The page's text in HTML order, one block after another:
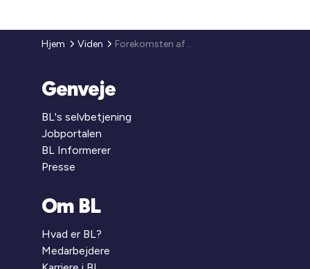
Hjem Viden Forekomsten af beboere med demens
Genveje
BL's selvbetjening
Jobportalen
BL Informerer
Presse
Om BL
Hvad er BL?
Medarbejdere